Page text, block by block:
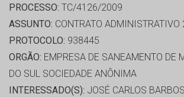
PROCESSO: TC/4126/2009
ASSUNTO: CONTRATO ADMINISTRATIVO
PROTOCOLO: 938445
ORGÃO: EMPRESA DE SANEAMENTO DE
DO SUL SOCIEDADE ANÔNIMA
INTERESSADO(S): JOSÉ CARLOS